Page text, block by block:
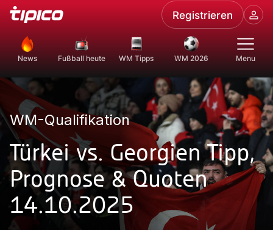
Registrieren
News Fußball heute WM Tipps WM 2026 Menu
WM-Qualifikation
Türkei vs. Georgien Tipp,
Prognose & Quoten
14.10.2025